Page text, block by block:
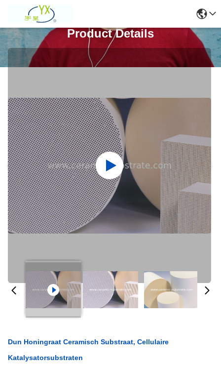
Product Details
Dun Honingraat Ceramisch Substraat, Cellulaire
Katalysatorsubstraten